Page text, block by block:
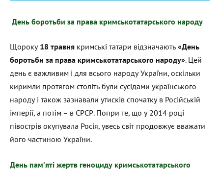
День боротьби за права кримськотатарського народу
Щороку 18 травня кримські татари відзначають «День
боротьби за права кримськотатарського народу». Цей
день є важливим і для всього народу України, оскільки
киримли протягом століть були сусідами українського
народу і також зазнавали утисків спочатку в Російській
імперії, а потім – в СРСР. Попри те, що у 2014 році
півострів окупувала Росія, увесь світ продовжує вважати
його частиною України.
День пам’яті жертв геноциду кримськотатарського